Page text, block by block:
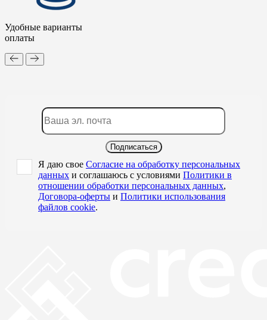
Удобные варианты
оплаты
Подписаться
Я даю свое Согласие на обработку персональных
данных и соглашаюсь с условиями Политики в
отношении обработки персональных данных,
Договора-оферты и Политики использования
файлов cookie.